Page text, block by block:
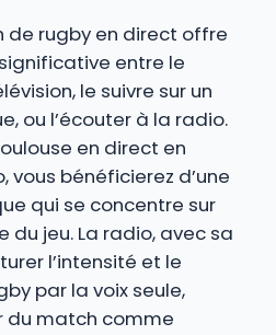
de rugby en direct offre
entre le
le suivre sur un
ou l’écouter à la radio.
en direct en
vous bénéficierez d’une
qui se concentre sur
du jeu. La radio, avec sa
l’intensité et le
par la voix seule,
match comme